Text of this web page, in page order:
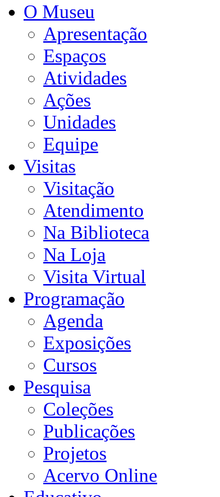
O Museu
Apresentação
Espaços
Atividades
Ações
Unidades
Equipe
Visitas
Visitação
Atendimento
Na Biblioteca
Na Loja
Visita Virtual
Programação
Agenda
Exposições
Cursos
Pesquisa
Coleções
Publicações
Projetos
Acervo Online